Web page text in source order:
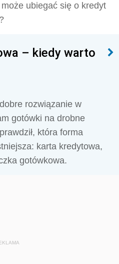
ubiegać się o kredyt
– kiedy warto
rozwiązanie w
gotówki na drobne
która forma
karta kredytowa,
gotówkowa.